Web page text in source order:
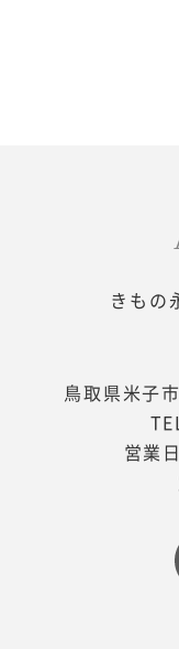
きもの
鳥取県米子
営業